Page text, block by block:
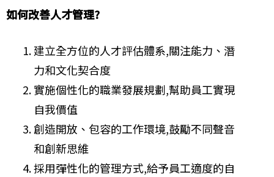
如何改善人才管理?
建立全方位的人才評估體系,關注能力、潛
力和文化契合度
實施個性化的職業發展規劃,幫助員工實現
自我價值
創造開放、包容的工作環境,鼓勵不同聲音
和創新思維
採用彈性化的管理方式,給予員工適度的自